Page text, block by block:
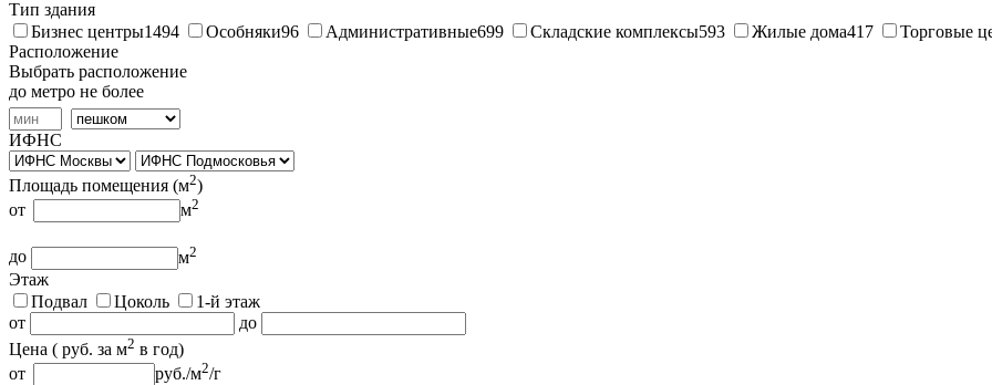
Тип здания
Бизнес центры1494 Особняки96 Административные699 Складские комплексы593 Жилые дома417 Торговые
Расположение
Выбрать расположение
до метро не более
ИФНС
Площадь помещения (м2)
от
м2
до м2
Этаж
Подвал
Цоколь
1-й этаж
от
до
Цена ( руб. за м2 в год)
от
руб./м2/г